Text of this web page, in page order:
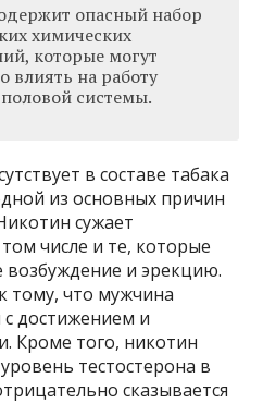
опасный набор
химических
которые могут
влиять на работу
системы.
в составе табака
из основных причин
сужает
числе и те, которые
и эрекцию.
тому, что мужчина
достижением и
Кроме того, никотин
тестостерона в
сказывается